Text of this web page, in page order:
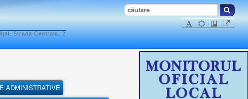
Strada Centrala, 2
ADMINISTRATIVE